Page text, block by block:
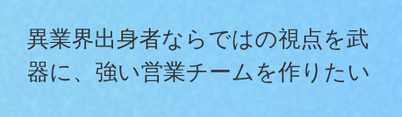
異業界出身者ならではの視点を武
器に、強い営業チームを作りたい